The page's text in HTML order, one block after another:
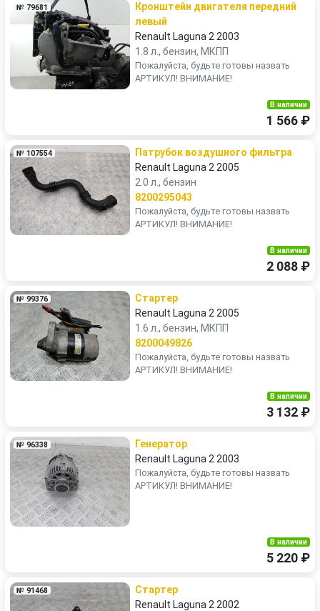
№ 79681
Кронштейн двигателя передний
левый
Renault Laguna 2 2003
1.8 л., бензин, МКПП
Пожалуйста, будьте готовы назвать
АРТИКУЛ! ВНИМАНИЕ!
В наличии
1 566 ₽
№ 107554
Патрубок воздушного фильтра
Renault Laguna 2 2005
2.0 л., бензин
8200295043
Пожалуйста, будьте готовы назвать
АРТИКУЛ! ВНИМАНИЕ!
В наличии
2 088 ₽
№ 99376
Стартер
Renault Laguna 2 2005
1.6 л., бензин, МКПП
8200049826
Пожалуйста, будьте готовы назвать
АРТИКУЛ! ВНИМАНИЕ!
В наличии
3 132 ₽
№ 96338
Генератор
Renault Laguna 2 2003
Пожалуйста, будьте готовы назвать
АРТИКУЛ! ВНИМАНИЕ!
В наличии
5 220 ₽
№ 91468
Стартер
Renault Laguna 2 2002